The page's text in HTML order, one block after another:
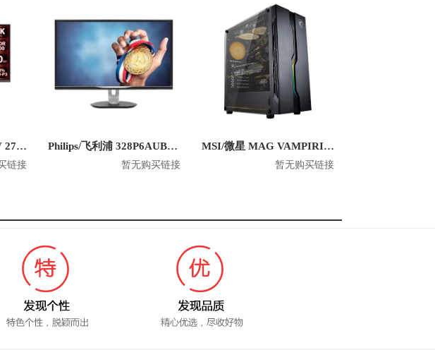
MSI/微星 PAG272URV 27英寸电脑显示器
链接
Philips/飞利浦 328P6AUBREB 31.5英寸 2K平面显示器
暂无购买链接
MSI/微星 MAG VAMPIRIC 010 玩派 游戏电脑机箱
暂无购买链接